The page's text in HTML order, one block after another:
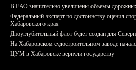
В ЕАО значительно увеличены объемы
Федеральный эксперт по достоинству оценил
Хабаровского края
Дноуглубительный флот будет создан для
На Хабаровском судостроительном заводе
ЦУМ в Хабаровске вернули государству